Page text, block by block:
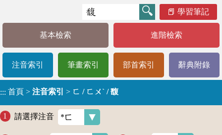
學習筆記
基本檢索 進階檢索
注音索引 筆畫索引 部首索引 辭典附錄
::: 首頁 > 注音索引 > ㄈ / ㄈㄨˋ / 馥
請選擇注音